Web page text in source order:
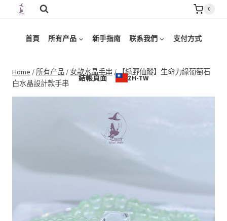
content
0
首頁 所有产品 新手指南 联系我們 支付方式
結帳頁面 ZH-TW
Home / 所有产品 /女款水晶手串 /【綠野仙蹤】生命力綠葡萄石
白水晶設計款手串